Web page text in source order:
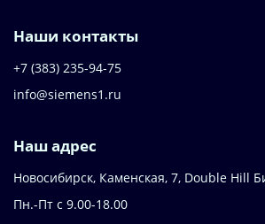
Наши контакты
+7 (383) 235-94-75
info@siemens1.ru
Наш адрес
Новосибирск, Каменская, 7, Double Hill
Пн.-Пт с 9.00-18.00